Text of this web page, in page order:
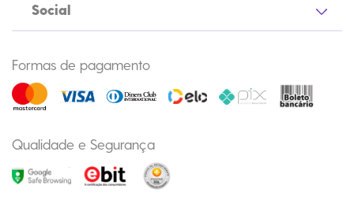
Social
Formas de pagamento
Qualidade e Segurança